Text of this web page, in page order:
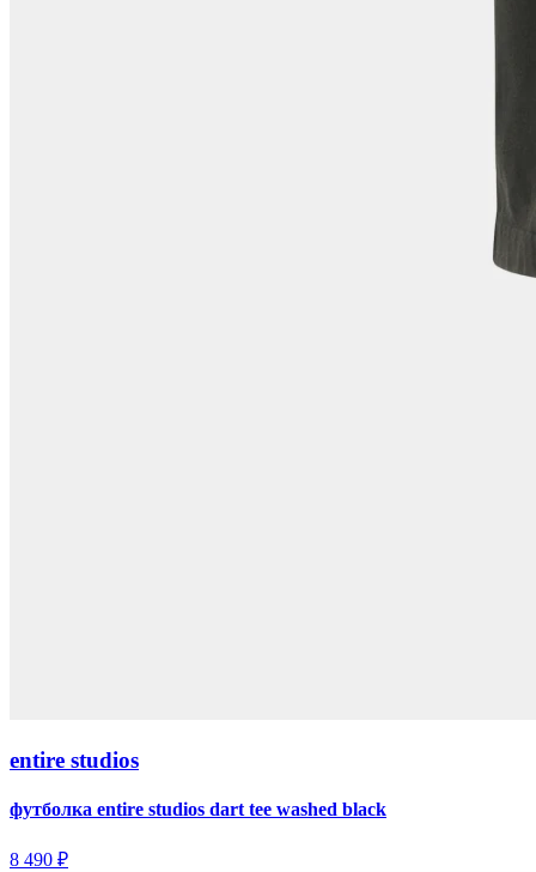
entire studios
футболка entire studios dart tee washed black
8 490 ₽